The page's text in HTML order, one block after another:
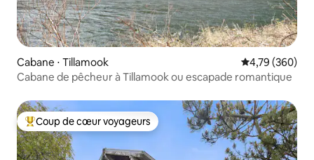
Cabane ⋅ Tillamook Évaluation
4,79 (360)
Cabane de pêcheur à Tillamook ou escapade romantique
Coups de cœur voyageurs les plus appréciés
Coup de cœur voyageurs